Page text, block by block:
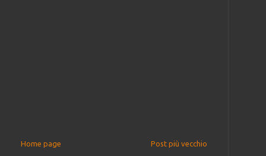
Post più vecchio
Home page